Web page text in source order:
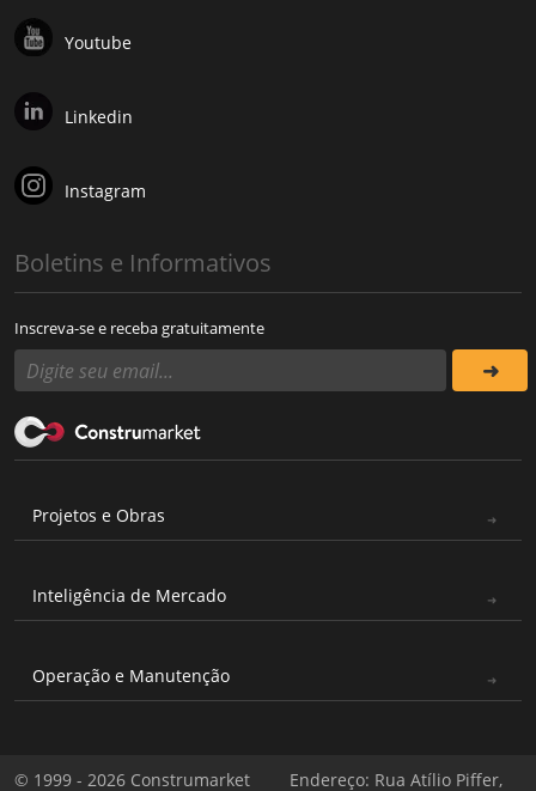
Youtube
Linkedin
Instagram
Boletins e Informativos
Inscreva-se e receba gratuitamente
Projetos e Obras
Inteligência de Mercado
Operação e Manutenção
© 1999 - 2026 Construmarket Endereço: Rua Atílio Piffer,